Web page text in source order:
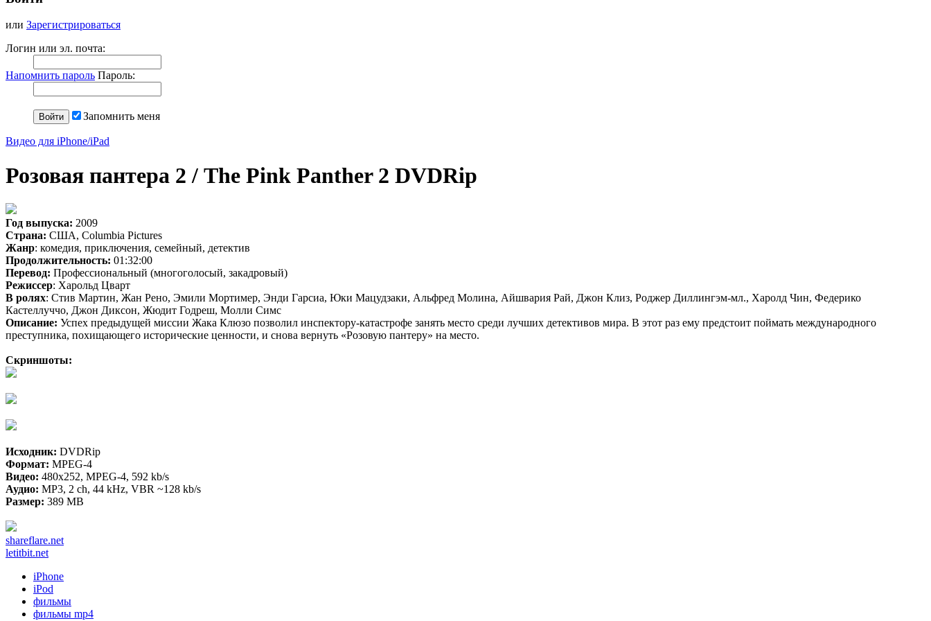
или Зарегистрироваться
Логин или эл. почта:
Напомнить пароль Пароль:
Запомнить меня
Видео для iPhone/iPad
Розовая пантера 2 / The Pink Panther 2 DVDRip
Год выпуска: 2009
Страна: США, Columbia Pictures
Жанр: комедия, приключения, семейный, детектив
Продолжительность: 01:32:00
Перевод: Профессиональный (многоголосый, закадровый)
Режиссер: Харольд Цварт
В ролях: Стив Мартин, Жан Рено, Эмили Мортимер, Энди Гарсиа, Юки Мацудзаки, Альфред Молина, Айшвария Рай, Джон Клиз, Роджер Диллингэм-мл., Харолд Чин, Федерико
Кастеллуччо, Джон Диксон, Жюдит Годреш, Молли Симс
Описание: Успех предыдущей миссии Жака Клюзо позволил инспектору-катастрофе занять место среди лучших детективов мира. В этот раз ему предстоит поймать международного
преступника, похищающего исторические ценности, и снова вернуть «Розовую пантеру» на место.
Скриншоты:
Исходник: DVDRip
Формат: MPEG-4
Видео: 480x252, MPEG-4, 592 kb/s
Аудио: MP3, 2 ch, 44 kHz, VBR ~128 kb/s
Размер: 389 MB
shareflare.net
letitbit.net
iPhone
iPod
фильмы
фильмы mp4